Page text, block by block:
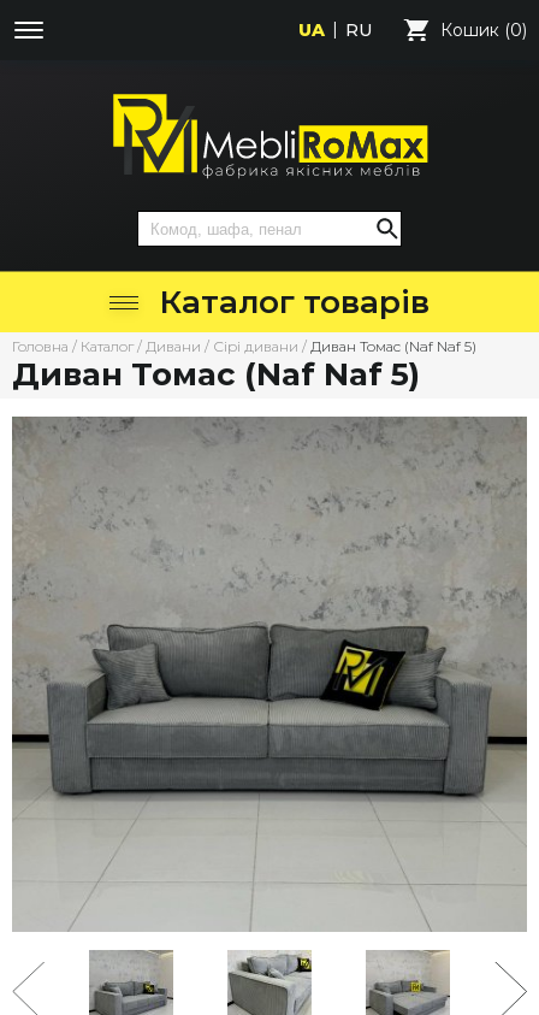
UA RU Кошик (0)
Каталог товарів
Головна / Каталог / Дивани / Сірі дивани / Диван Томас (Naf Naf 5)
Диван Томас (Naf Naf 5)